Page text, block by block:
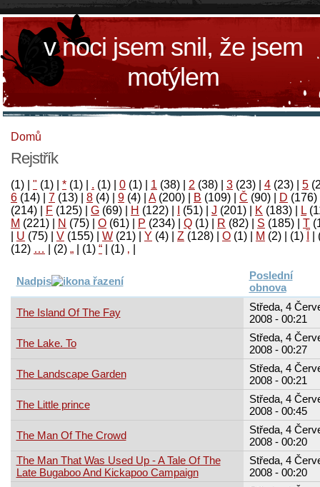
v noci jsem snil, že jsem
motýlem
Domů
Rejstřík
(1) " (1) * (1) . (1) 0 (1) 1 (38) 2 (38) 3 (23) 4 (23) 5
6 (14) 7 (13) 8 (4) 9 (4) A(200) B (109) Č (90) D (176)
(214)
F (125) G (69) H (122) (51) J (201) K (183) L
M (221) N (75) O (61) P (234) Q (1) R (82) S (185) T
U (75) V (155) W (21) Y (4) Z (128) Ο (1) М (2)
(1)
‚
(1)
“
(1)
„
(2)
…
(12)
Nadpis
Poslední
obnova
The Island Of The Fay
Středa, 4
2008 - 00:21
The Lake. To
Středa, 4
2008 - 00:27
The Landscape Garden
Středa, 4
2008 - 00:21
The Little prince
Středa, 4
2008 - 00:45
The Man Of The Crowd
Středa, 4
2008 - 00:20
The Man That Was Used Up - A Tale Of The
Late Bugaboo And Kickapoo Campaign
Středa, 4
2008 - 00:20